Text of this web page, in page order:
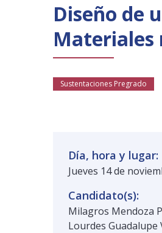
Diseño de
Materiales
Sustentaciones Pregrado
Día, hora y lugar:
Jueves 14 de
Candidato(s):
Milagros Mendoza
Lourdes Guadalupe